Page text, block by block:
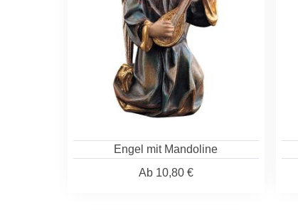
Engel mit Mandoline
Ab10,80 €